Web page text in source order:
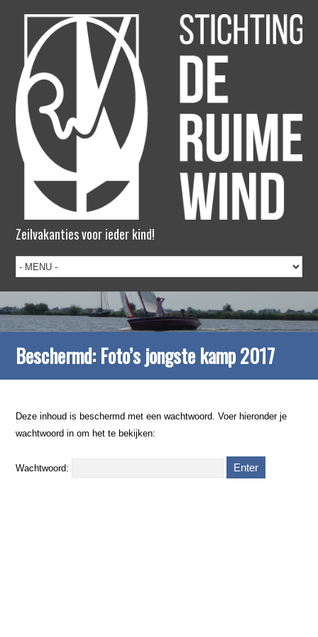
Zeilvakanties voor ieder kind!
Beschermd: Foto’s jongste kamp 2017
Deze inhoud is beschermd met een wachtwoord. Voer hieronder je
wachtwoord in om het te bekijken:
Wachtwoord: